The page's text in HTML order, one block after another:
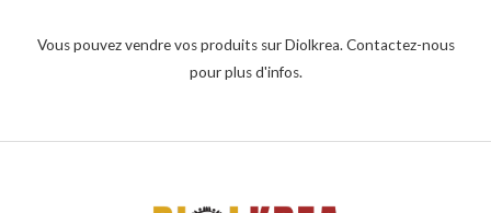
Vous pouvez vendre vos produits sur Diolkrea. Contactez-nous
pour plus d'infos.